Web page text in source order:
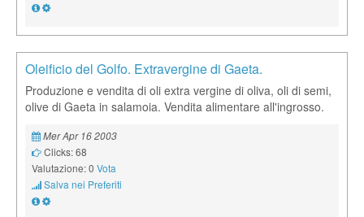
Oleificio del Golfo. Extravergine di Gaeta.
Produzione e vendita di oli extra vergine di oliva, oli di semi,
olive di Gaeta in salamoia. Vendita alimentare all'ingrosso.
Mer Apr 16 2003
Clicks: 68
Valutazione: 0 Vota
Salva nei Preferiti